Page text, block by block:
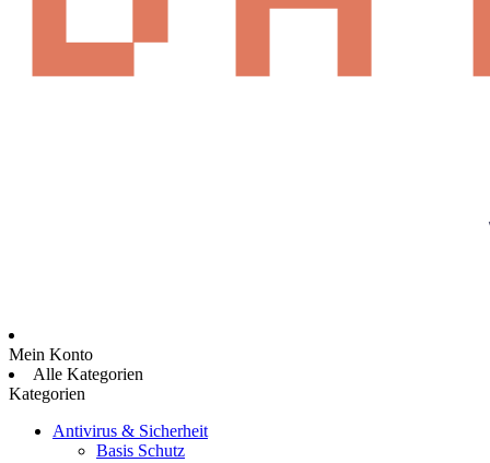
Mein Konto
Alle Kategorien
Kategorien
Antivirus & Sicherheit
Basis Schutz